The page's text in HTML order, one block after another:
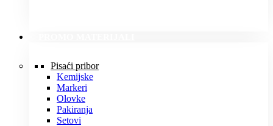
Pisaći pribor
Kemijske
Markeri
Olovke
Pakiranja
Setovi